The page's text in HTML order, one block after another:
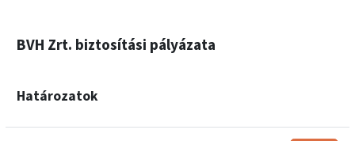
BVH Zrt. biztosítási pályázata
Határozatok